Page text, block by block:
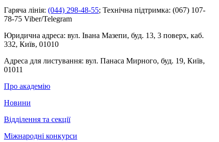
Гаряча лінія: (044) 298-48-55; Технічна підтримка: (067) 107-
78-75 Viber/Telegram
Юридична адреса: вул. Івана Мазепи, буд. 13, 3 поверх, каб.
332, Київ, 01010
Адреса для листування: вул. Панаса Мирного, буд. 19, Київ,
01011
Про академію
Новини
Відділення та секції
Міжнародні конкурси